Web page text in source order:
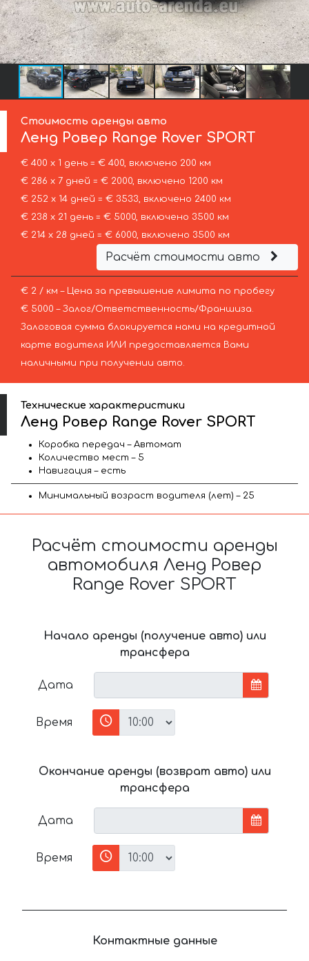
Стоимость аренды авто
Ленд Ровер Range Rover SPORT
€ 400 х 1 день = € 400, включено 200 км
€ 286 х 7 дней = € 2000, включено 1200 км
€ 252 х 14 дней = € 3533, включено 2400 км
€ 238 х 21 день = € 5000, включено 3500 км
€ 214 х 28 дней = € 6000, включено 3500 км
Расчёт стоимости авто
€ 2 / км – Цена за превышение лимита по пробегу
€ 5000 – Залог/Ответственность/Франшиза.
Залоговая сумма блокируется нами на кредитной
карте водителя ИЛИ предоставляется Вами
наличными при получении авто.
Технические характеристики
Ленд Ровер Range Rover SPORT
Коробка передач – Автомат
Количество мест – 5
Навигация – есть
Минимальный возраст водителя (лет) – 25
Расчёт стоимости аренды
автомобиля Ленд Ровер
Range Rover SPORT
Начало аренды (получение авто) или
трансфера
Дата
Время
Окончание аренды (возврат авто) или
трансфера
Дата
Время
Контактные данные